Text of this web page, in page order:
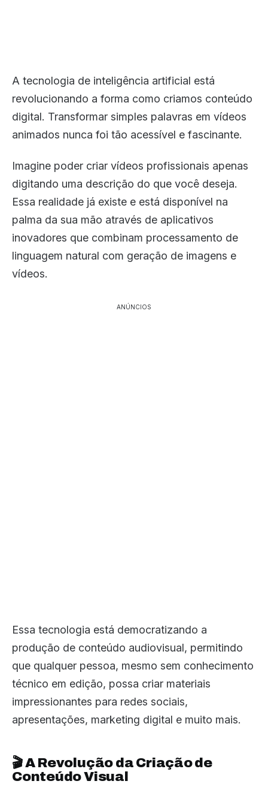
A tecnologia de inteligência artificial está
revolucionando a forma como criamos conteúdo
digital. Transformar simples palavras em vídeos
animados nunca foi tão acessível e fascinante.
Imagine poder criar vídeos profissionais apenas
digitando uma descrição do que você deseja.
Essa realidade já existe e está disponível na
palma da sua mão através de aplicativos
inovadores que combinam processamento de
linguagem natural com geração de imagens e
vídeos.
ANÚNCIOS
Essa tecnologia está democratizando a
produção de conteúdo audiovisual, permitindo
que qualquer pessoa, mesmo sem conhecimento
técnico em edição, possa criar materiais
impressionantes para redes sociais,
apresentações, marketing digital e muito mais.
🎬 A Revolução da Criação de
Conteúdo Visual